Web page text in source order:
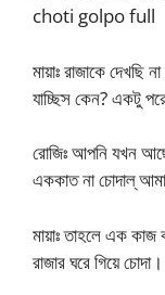
choti golpo full
মায়াঃ রাজাকে দেখছি
যাচ্ছিস কেন? একটু
রোজিঃ আপনি যখন
এককাত না চোদাল্
মায়াঃ তাহলে এক
রাজার ঘরে গিয়ে চোদা।